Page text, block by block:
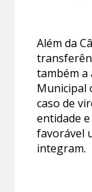
Além da
também a
Municipal
caso de
entidade
favorável
integram.